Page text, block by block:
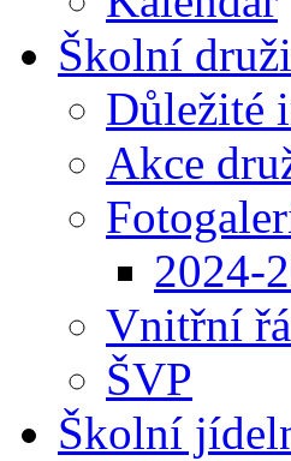
Školní
Důležité
Akce
2024-
Vnitřní
ŠVP
Školní